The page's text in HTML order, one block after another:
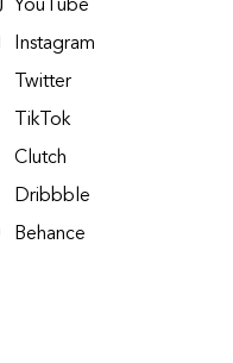
YouTube
Instagram
Twitter
TikTok
Clutch
Dribbble
Behance